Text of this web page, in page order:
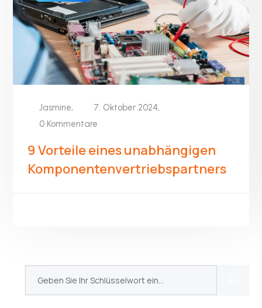
Jasmine,
7. Oktober 2024,
0 Kommentare
9 Vorteile eines unabhängigen
Komponentenvertriebspartners